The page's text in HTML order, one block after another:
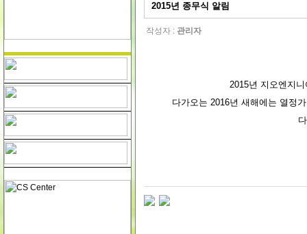
2015년 종무식 알림
작성자 : 관리자
2015년 지오엔지
다가오는 2016년 새해에는 열정